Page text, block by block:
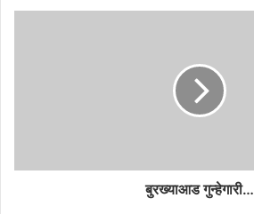
बुरख्याआड गुन्हेगारी…